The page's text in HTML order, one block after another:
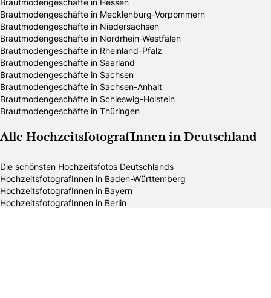
Brautmodengeschäfte in Mecklenburg-Vorpommern
Brautmodengeschäfte in Niedersachsen
Brautmodengeschäfte in Nordrhein-Westfalen
Brautmodengeschäfte in Rheinland-Pfalz
Brautmodengeschäfte in Saarland
Brautmodengeschäfte in Sachsen
Brautmodengeschäfte in Sachsen-Anhalt
Brautmodengeschäfte in Schleswig-Holstein
Brautmodengeschäfte in Thüringen
Alle HochzeitsfotografInnen in Deutschland
Die schönsten Hochzeitsfotos Deutschlands
HochzeitsfotografInnen in Baden-Württemberg
HochzeitsfotografInnen in Bayern
HochzeitsfotografInnen in Berlin